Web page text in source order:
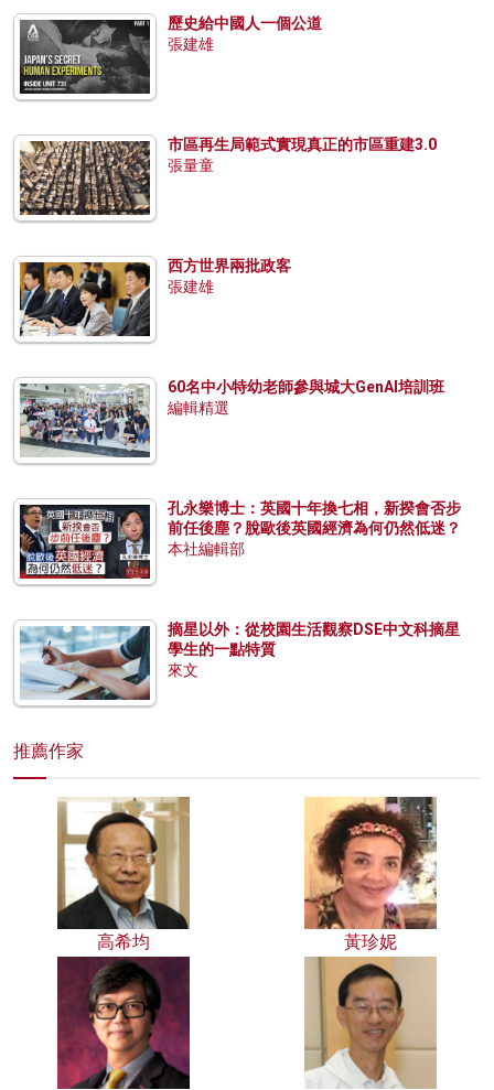
歷史給中國人一個公道
張建雄
市區再生局範式實現真正的市區重建3.0
張量童
西方世界兩批政客
張建雄
60名中小特幼老師參與城大GenAI培訓班
編輯精選
孔永樂博士：英國十年換七相，新揆會否步
前任後塵？脫歐後英國經濟為何仍然低迷？
本社編輯部
摘星以外：從校園生活觀察DSE中文科摘星
學生的一點特質
來文
推薦作家
高希均 黃珍妮